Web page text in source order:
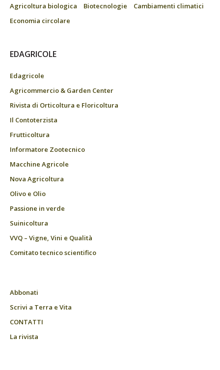
Agricoltura biologica
Biotecnologie
Cambiamenti climatici
Economia circolare
EDAGRICOLE
Edagricole
Agricommercio & Garden Center
Rivista di Orticoltura e Floricoltura
Il Contoterzista
Frutticoltura
Informatore Zootecnico
Macchine Agricole
Nova Agricoltura
Olivo e Olio
Passione in verde
Suinicoltura
VVQ – Vigne, Vini e Qualità
Comitato tecnico scientifico
Abbonati
Scrivi a Terra e Vita
CONTATTI
La rivista